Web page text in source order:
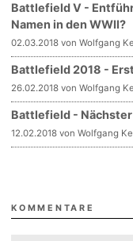
Battlefield V -
Namen in den WWII?
02.03.2018 von Wolfgang
Battlefield 2018 -
26.02.2018 von Wolfgang
Battlefield -
12.02.2018 von Wolfgang
KOMMENTARE